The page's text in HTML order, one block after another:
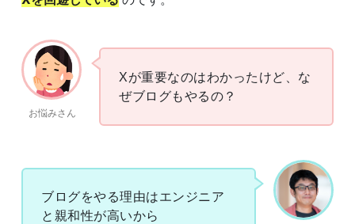
お悩みさん
Xが重要なのはわかったけど、な
ぜブログもやるの？
ブログをやる理由はエンジニア
と親和性が高いから